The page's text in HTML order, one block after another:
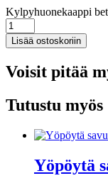
Kylpyhuonekaappi
Lisää ostoskoriin
Voisit pitää
Tutustu myös
Yöpöytä